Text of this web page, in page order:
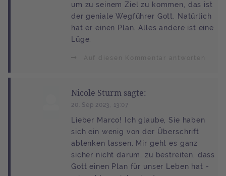
um zu seinem Ziel zu kommen, das ist
der geniale Wegführer Gott. Natürlich
hat er einen Plan. Alles andere ist eine
Lüge.
Auf diesen Kommentar antworten
Nicole Sturm sagte:
20. Sep 2023, 13:07
Lieber Marco! Ich glaube, Sie haben
sich ein wenig von der Überschrift
ablenken lassen. Mir geht es ganz
sicher nicht darum, zu bestreiten, dass
Gott einen Plan für unser Leben hat -